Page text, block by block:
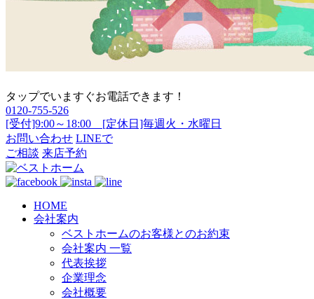
タップでいますぐお電話できます！
0120-755-526
[受付]9:00～18:00 [定休日]毎週火・水曜日
お問い合わせ LINEで
ご相談 来店予約
HOME
会社案内
ベストホームのお客様とのお約束
会社案内 一覧
代表挨拶
企業理念
会社概要